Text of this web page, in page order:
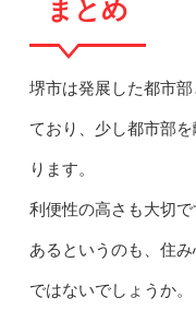
まとめ
堺市は発展した都市
ており、少し都市部
ります。
利便性の高さも大切
あるというのも、住
ではないでしょうか。